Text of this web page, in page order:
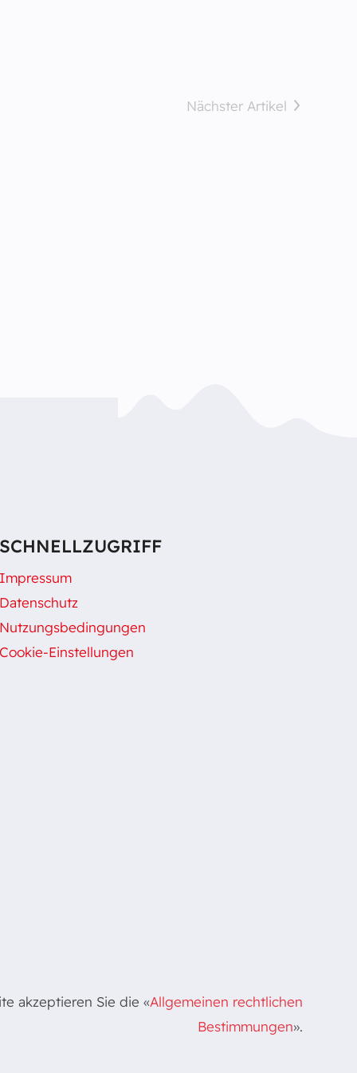
Nächster Artikel
SCHNELLZUGRIFF
Impressum
Datenschutz
Nutzungsbedingungen
Cookie-Einstellungen
akzeptieren Sie die «Allgemeinen rechtlichen
Bestimmungen».